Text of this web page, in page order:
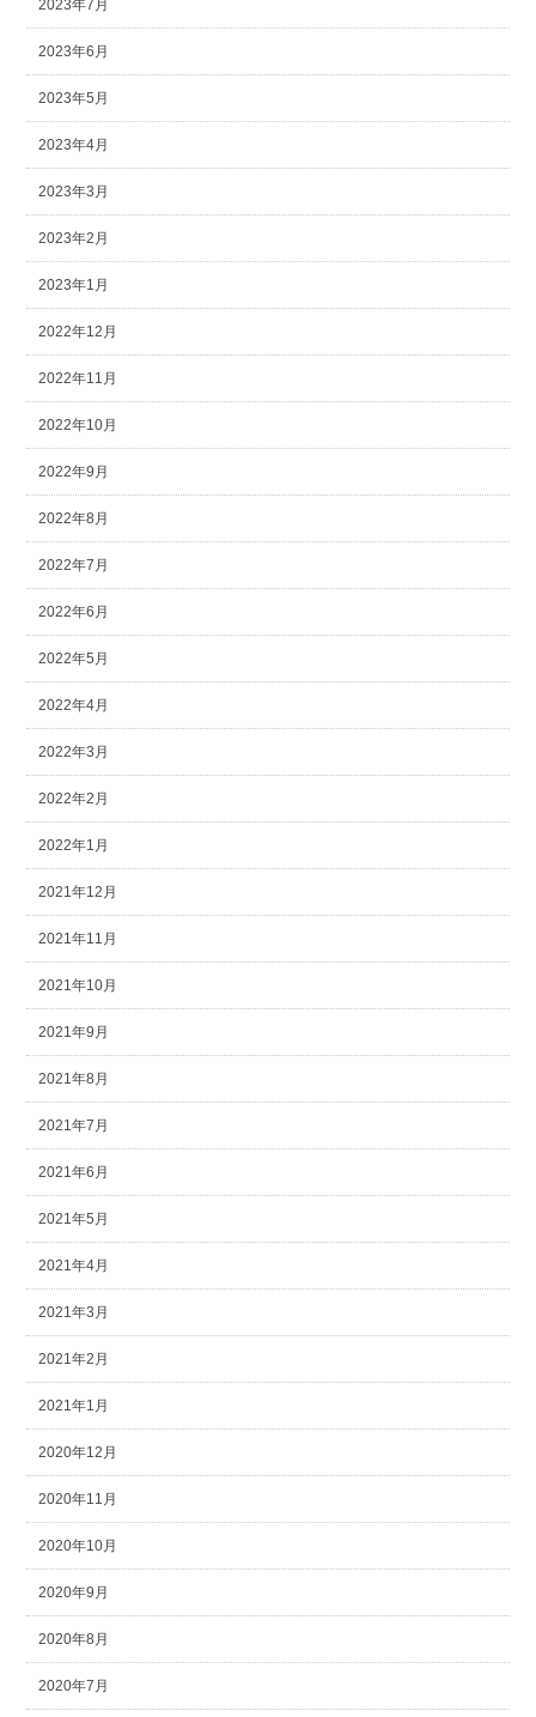
2023年7月
2023年6月
2023年5月
2023年4月
2023年3月
2023年2月
2023年1月
2022年12月
2022年11月
2022年10月
2022年9月
2022年8月
2022年7月
2022年6月
2022年5月
2022年4月
2022年3月
2022年2月
2022年1月
2021年12月
2021年11月
2021年10月
2021年9月
2021年8月
2021年7月
2021年6月
2021年5月
2021年4月
2021年3月
2021年2月
2021年1月
2020年12月
2020年11月
2020年10月
2020年9月
2020年8月
2020年7月